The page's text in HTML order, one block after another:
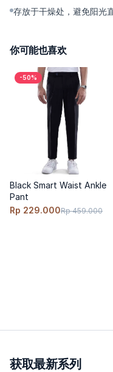
存放于干燥处，避免阳光
你可能也喜欢
-50%
Black Smart Waist Ankle
Pant
Rp 229.000Rp 459.000
获取最新系列